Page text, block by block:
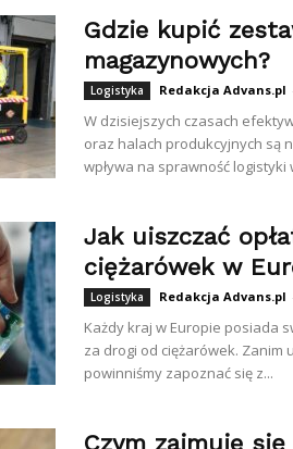
Gdzie kupić
magazynowych?
Logistyka Redakcja Advans.pl
W dzisiejszych czasach
oraz halach produkcyjnych są
wpływa na sprawność logistyki
Jak uiszczać
ciężarówek w
Logistyka Redakcja Advans.pl
Każdy kraj w Europie posiada
za drogi od ciężarówek.
powinniśmy zapoznać się z...
Czym zajmuje się